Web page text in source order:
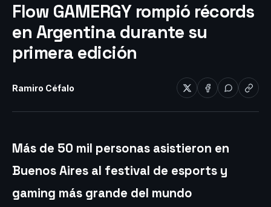
Flow GAMERGY rompió récords
en Argentina durante su
primera edición
Ramiro Céfalo
Más de 50 mil personas asistieron en
Buenos Aires al festival de esports y
gaming más grande del mundo